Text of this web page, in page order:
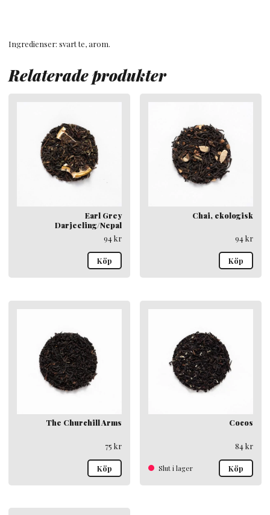
Ingredienser: svart te, arom.
Relaterade produkter
Earl Grey
Darjeeling/Nepal
94kr
Köp
Chai, ekologisk
94kr
Köp
The Churchill Arms
75 kr
Köp
Cocos
84kr
Slut i lager Köp